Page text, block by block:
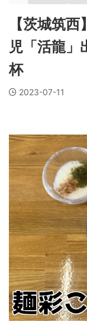
【茨城筑
児「活龍」
杯
2023-07-11